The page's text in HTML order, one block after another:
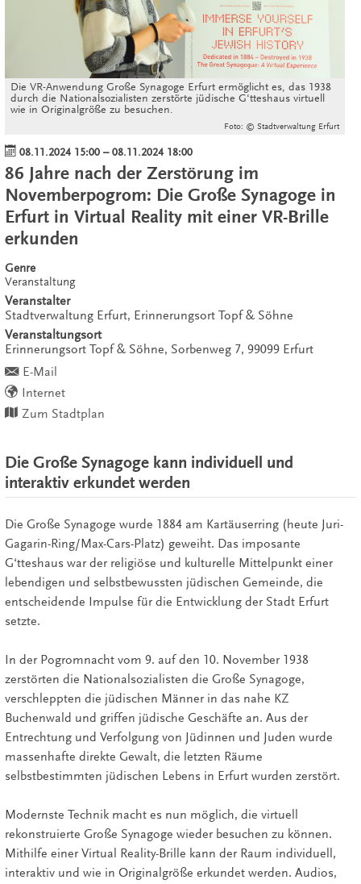
Die VR-Anwendung Große Synagoge Erfurt ermöglicht es, das 1938
durch die Nationalsozialisten zerstörte jüdische G‘tteshaus virtuell
wie in Originalgröße zu besuchen.
Foto: © Stadtverwaltung Erfurt
08.11.2024 15:00 –08.11.2024 18:00
86 Jahre nach der Zerstörung im
Novemberpogrom: Die Große Synagoge in
Erfurt in Virtual Reality mit einer VR-Brille
erkunden
Genre
Veranstaltung
Veranstalter
Stadtverwaltung Erfurt, Erinnerungsort Topf & Söhne
Veranstaltungsort
Erinnerungsort Topf & Söhne, Sorbenweg 7, 99099 Erfurt
E-Mail
Internet
Zum Stadtplan
Die Große Synagoge kann individuell und
interaktiv erkundet werden
Die Große Synagoge wurde 1884 am Kartäuserring (heute Juri-
Gagarin-Ring/Max-Cars-Platz) geweiht. Das imposante
G‘tteshaus war der religiöse und kulturelle Mittelpunkt einer
lebendigen und selbstbewussten jüdischen Gemeinde, die
entscheidende Impulse für die Entwicklung der Stadt Erfurt
setzte.
In der Pogromnacht vom 9. auf den 10. November 1938
zerstörten die Nationalsozialisten die Große Synagoge,
verschleppten die jüdischen Männer in das nahe KZ
Buchenwald und griffen jüdische Geschäfte an. Aus der
Entrechtung und Verfolgung von Jüdinnen und Juden wurde
massenhafte direkte Gewalt, die letzten Räume
selbstbestimmten jüdischen Lebens in Erfurt wurden zerstört.
Modernste Technik macht es nun möglich, die virtuell
rekonstruierte Große Synagoge wieder besuchen zu können.
Mithilfe einer Virtual Reality-Brille kann der Raum individuell,
interaktiv und wie in Originalgröße erkundet werden. Audios,